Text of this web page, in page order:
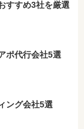
すすめ3社を厳選
ポ代行会社5選
ング会社5選